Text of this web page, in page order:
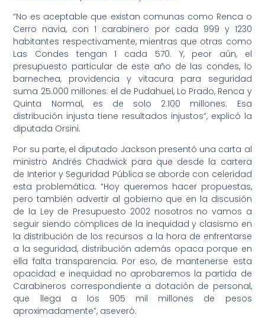
“No es aceptable que existan comunas como Renca o
Cerro navia, con 1 carabinero por cada 999 y 1230
habitantes respectivamente, mientras que otras como
Las Condes tengan 1 cada 570. Y, peor aún, el
presupuesto particular de este año de las condes, lo
barnechea, providencia y vitacura para seguridad
suma 25.000 millones: el de Pudahuel, Lo Prado, Renca y
Quinta Normal, es de solo 2.100 millones. Esa
distribución injusta tiene resultados injustos”, explicó la
diputada Orsini.
Por su parte, el diputado Jackson presentó una carta al
ministro Andrés Chadwick para que desde la cartera
de Interior y Seguridad Pública se aborde con celeridad
esta problemática. “Hoy queremos hacer propuestas,
pero también advertir al gobierno que en la discusión
de la Ley de Presupuesto 2002 nosotros no vamos a
seguir siendo cómplices de la inequidad y clasismo en
la distribución de los recursos a la hora de enfrentarse
a la seguridad, distribución además opaca porque en
ella falta transparencia. Por eso, de mantenerse esta
opacidad e inequidad no aprobaremos la partida de
Carabineros correspondiente a dotación de personal,
que llega a los 905 mil millones de pesos
aproximadamente”, aseveró.